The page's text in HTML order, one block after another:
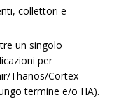
collettori e
un singolo
per
Thanos/Cortex
termine e/o HA).